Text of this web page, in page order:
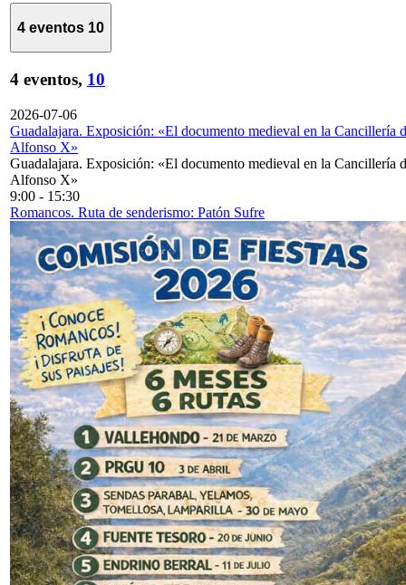
4 eventos 10
4 eventos, 10
2026-07-06
Guadalajara. Exposición: «El documento medieval en la Cancillería
Alfonso X»
Guadalajara. Exposición: «El documento medieval en la Cancillería
Alfonso X»
9:00 - 15:30
Romancos. Ruta de senderismo: Patón Sufre